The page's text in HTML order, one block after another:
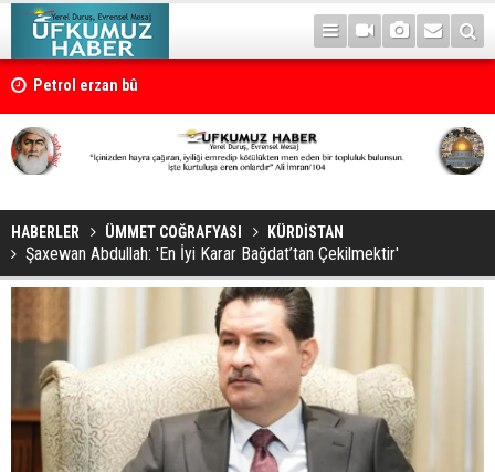
Petrol erzan bû
HABERLER ÜMMET COĞRAFYASI KÜRDİSTAN
Şaxewan Abdullah: 'En İyi Karar Bağdat’tan Çekilmektir'